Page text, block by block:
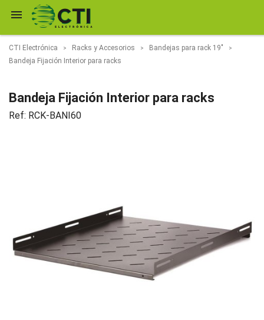

CTI Electrónica Racks y Accesorios
Bandejas para rack 19"
Bandeja Fijación Interior para racks
Bandeja Fijación Interior para racks
Ref: RCK-BANI60